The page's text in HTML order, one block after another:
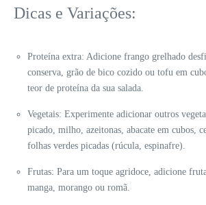
Dicas e Variações:
Proteína extra: Adicione frango grelhado
conserva, grão de bico cozido ou tofu em
teor de proteína da sua salada.
Vegetais: Experimente adicionar outros
picado, milho, azeitonas, abacate em cubos,
folhas verdes picadas (rúcula, espinafre).
Frutas: Para um toque agridoce, adicione
manga, morango ou romã.